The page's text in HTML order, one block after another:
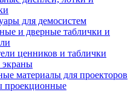
для демосистем
и дверные таблички и
ценников и таблички
материалы для проекторов
проекционные